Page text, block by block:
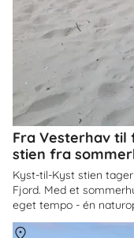
Fra Vesterhav
stien fra
Kyst-til-Kyst stien
Fjord. Med et
eget tempo - én